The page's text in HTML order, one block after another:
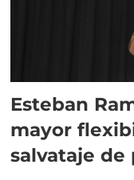
Esteban
mayor
salvataje de